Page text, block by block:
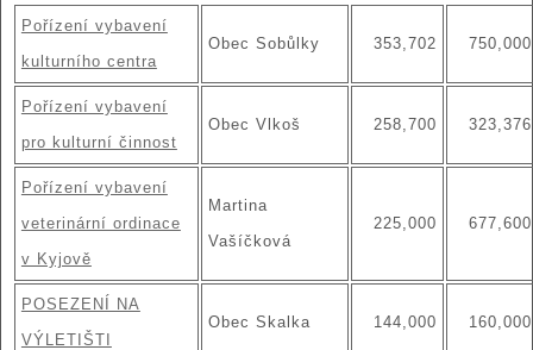
Pořízení vybavení
kulturního centra
Obec Sobůlky 353,702 750,000
Pořízení vybavení
pro kulturní činnost
Obec Vlkoš 258,700 323,376
Pořízení vybavení
veterinární ordinace
v Kyjově
Martina
Vašíčková
225,000 677,600
POSEZENÍ NA
VÝLETIŠTI
Obec Skalka 144,000 160,000